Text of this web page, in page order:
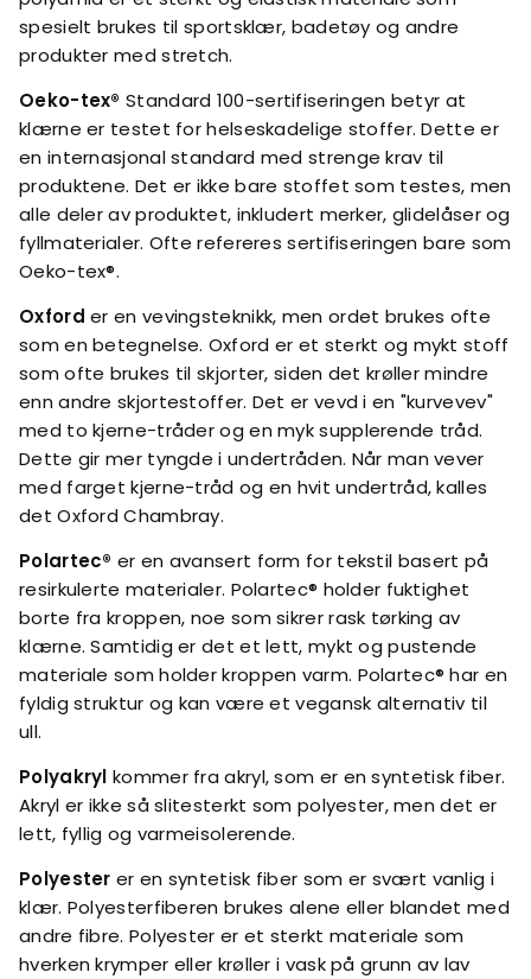
spesielt brukes til sportsklær, badetøy og andre
produkter med stretch.
Oeko-tex® Standard 100-sertifiseringen betyr at
klærne er testet for helseskadelige stoffer. Dette er
en internasjonal standard med strenge krav til
produktene. Det er ikke bare stoffet som testes, men
alle deler av produktet, inkludert merker, glidelåser og
fyllmaterialer. Ofte refereres sertifiseringen bare som
Oeko-tex®.
Oxford er en vevingsteknikk, men ordet brukes ofte
som en betegnelse. Oxford er et sterkt og mykt stoff
som ofte brukes til skjorter, siden det krøller mindre
enn andre skjortestoffer. Det er vevd i en "kurvevev"
med to kjerne-tråder og en myk supplerende tråd.
Dette gir mer tyngde i undertråden. Når man vever
med farget kjerne-tråd og en hvit undertråd, kalles
det Oxford Chambray.
Polartec® er en avansert form for tekstil basert på
resirkulerte materialer. Polartec® holder fuktighet
borte fra kroppen, noe som sikrer rask tørking av
klærne. Samtidig er det et lett, mykt og pustende
materiale som holder kroppen varm. Polartec® har en
fyldig struktur og kan være et vegansk alternativ til
ull.
Polyakryl kommer fra akryl, som er en syntetisk fiber.
Akryl er ikke så slitesterkt som polyester, men det er
lett, fyllig og varmeisolerende.
Polyester er en syntetisk fiber som er svært vanlig i
klær. Polyesterfiberen brukes alene eller blandet med
andre fibre. Polyester er et sterkt materiale som
hverken krymper eller krøller i vask på grunn av lav